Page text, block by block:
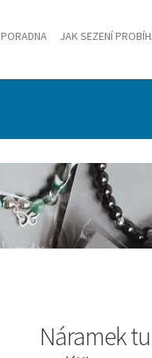
PORADNA JAK SEZENÍ
Náramek